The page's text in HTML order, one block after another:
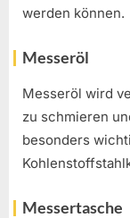
werden können.
Messeröl
Messeröl wird
zu schmieren
besonders
Messertasche